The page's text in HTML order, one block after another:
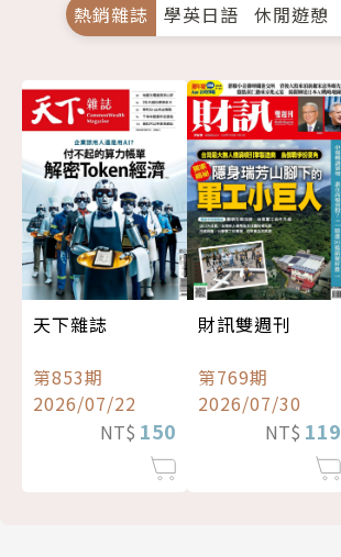
熱銷雜誌 學英日語 休閒遊憩
天下雜誌
第853期
2026/07/22
NT$ 150
財訊雙週刊
第769期
2026/07/30
NT$ 119